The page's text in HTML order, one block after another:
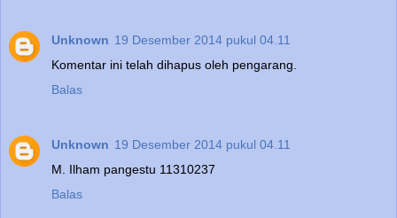
Unknown 19 Desember 2014 pukul 04.11
Komentar ini telah dihapus oleh pengarang.
Balas
Unknown 19 Desember 2014 pukul 04.11
M. Ilham pangestu 11310237
Balas